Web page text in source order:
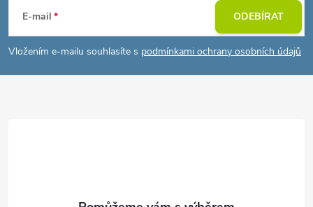
p
a
E-mail
Vložením e-mailu souhlasíte s podmínkami ochrany osobních údajů
ODEBÍRAT